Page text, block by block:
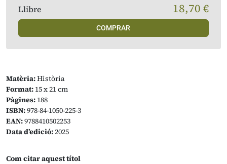
Matèria:Història
Format: 15 x 21 cm
Pàgines: 188
ISBN:978-84-1050-225-3
EAN:9788410502253
Data d’edició:2025
Com citar aquest títol
Llibre 18,70 €
COMPRAR